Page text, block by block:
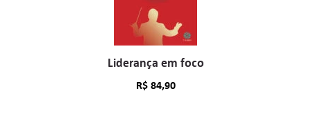
Liderança em foco
R$84,90